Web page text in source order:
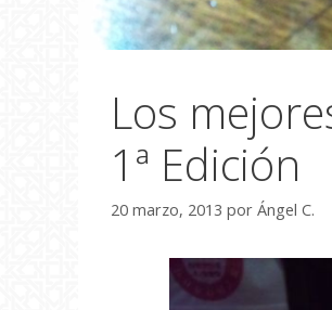
Los
1ª Edición
20 marzo, 2013 por Ángel C.